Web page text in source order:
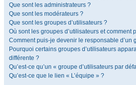
Que sont les administrateurs ?
Que sont les modérateurs ?
Que sont les groupes d’utilisateurs ?
Où sont les groupes d’utilisateurs et comment
Comment puis-je devenir le responsable d’un
Pourquoi certains groupes d’utilisateurs
différente ?
Qu’est-ce qu’un « groupe d’utilisateurs par
Qu’est-ce que le lien « L’équipe » ?